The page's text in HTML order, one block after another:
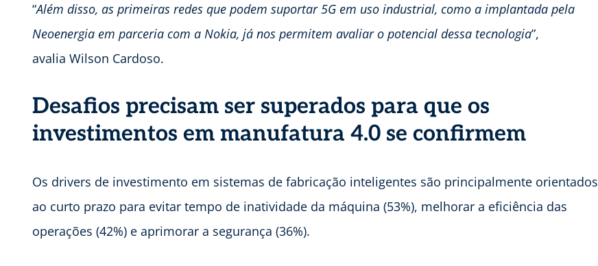
“Além disso, as primeiras redes que podem suportar 5G em uso industrial, como a implantada pela
Neoenergia em parceria com a Nokia, já nos permitem avaliar o potencial dessa tecnologia”,
avalia Wilson Cardoso.
Desafios precisam ser superados para que os
investimentos em manufatura 4.0 se confirmem
Os drivers de investimento em sistemas de fabricação inteligentes são principalmente orientados
ao curto prazo para evitar tempo de inatividade da máquina (53%), melhorar a eficiência das
operações (42%) e aprimorar a segurança (36%).